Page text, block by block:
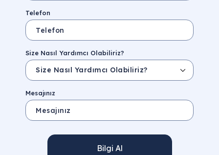
Telefon
Size Nasıl Yardımcı Olabiliriz?
Mesajınız
Bilgi Al